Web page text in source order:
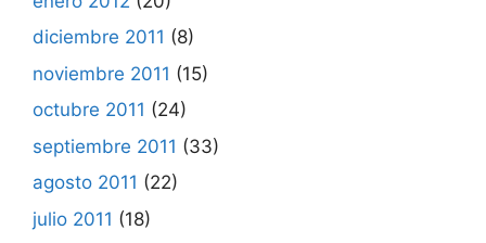
diciembre 2011 (8)
noviembre 2011 (15)
octubre 2011 (24)
septiembre 2011 (33)
agosto 2011 (22)
julio 2011 (18)